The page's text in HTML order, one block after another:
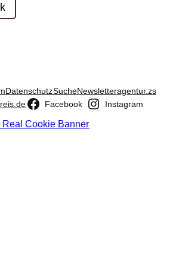
DatenschutzSucheNewsletteragentur.zs
Facebook Instagram
Cookie Banner